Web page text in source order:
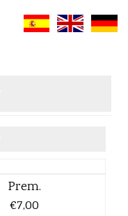
Prem.
€7,00